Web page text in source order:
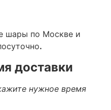
шары по Москве и
.
доставки
нужное время